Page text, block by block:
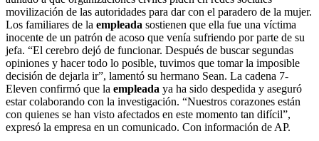
movilización de las autoridades para dar con el paradero de la mujer.
Los familiares de la empleada sostienen que ella fue una víctima
inocente de un patrón de acoso que venía sufriendo por parte de su
jefa. “El cerebro dejó de funcionar. Después de buscar segundas
opiniones y hacer todo lo posible, tuvimos que tomar la imposible
decisión de dejarla ir”, lamentó su hermano Sean. La cadena 7-
Eleven confirmó que la empleada ya ha sido despedida y aseguró
estar colaborando con la investigación. “Nuestros corazones están
con quienes se han visto afectados en este momento tan difícil”,
expresó la empresa en un comunicado. Con información de AP.